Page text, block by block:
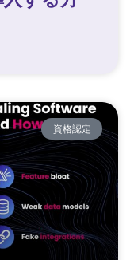
資格認定